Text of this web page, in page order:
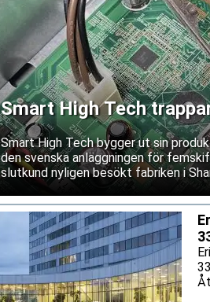
Smart High Tech
Kina
Smart High Tech bygger ut sin
den svenska anläggningen för
slutkund nyligen besökt fabriken i
leverantörsgodkännande inväntas